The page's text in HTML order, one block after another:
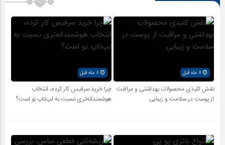
8 ماه قبل
نقش کلیدی محصولات بهداشتی و مراقبت
از پوست در سلامت و زیبایی
چرا خرید سرفیس کار کرده، انتخاب
هوشمندانه‌تری نسبت به لپ‌تاپ نو است؟